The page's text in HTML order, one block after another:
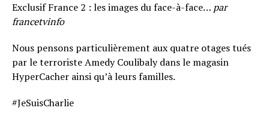
Exclusif France 2 : les images du face-à-face… par
francetvinfo
Nous pensons particulièrement aux quatre otages tués
par le terroriste Amedy Coulibaly dans le magasin
HyperCacher ainsi qu’à leurs familles.
#JeSuisCharlie